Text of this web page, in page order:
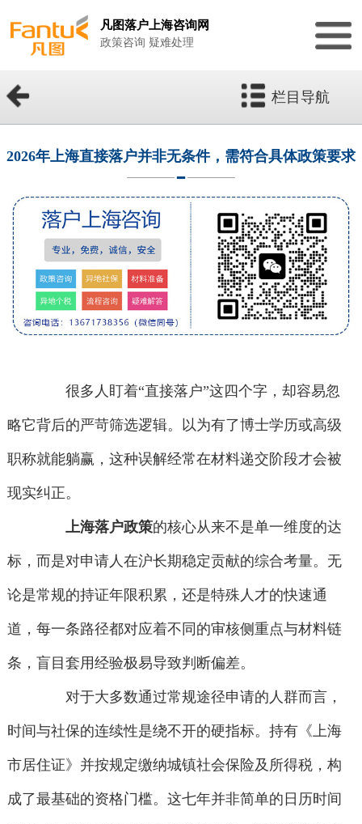
凡图落户上海咨询网
政策咨询 疑难处理
栏目导航
2026年上海直接落户并非无条件，需符合具体政策要求
很多人盯着“直接落户”这四个字，却容易忽
略它背后的严苛筛选逻辑。以为有了博士学历或高级
职称就能躺赢，这种误解经常在材料递交阶段才会被
现实纠正。
上海落户政策的核心从来不是单一维度的达
标，而是对申请人在沪长期稳定贡献的综合考量。无
论是常规的持证年限积累，还是特殊人才的快速通
道，每一条路径都对应着不同的审核侧重点与材料链
条，盲目套用经验极易导致判断偏差。
对于大多数通过常规途径申请的人群而言，
时间与社保的连续性是绕不开的硬指标。持有《上海
市居住证》并按规定缴纳城镇社会保险及所得税，构
成了最基础的资格门槛。这七年并非简单的日历时间